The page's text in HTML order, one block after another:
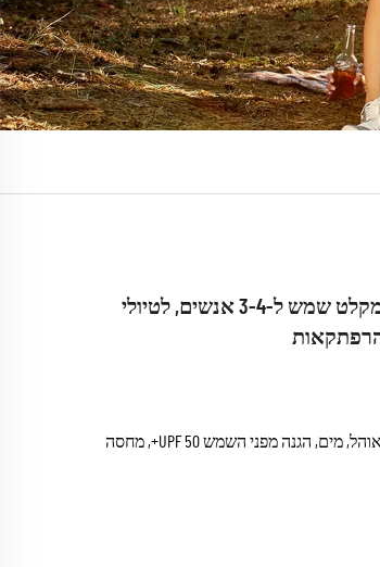
אוהל גלאamping נייד 5*5 מ', מקלט שמש ל-3-4 אנשים, לטיולי
כיסוי ויניל שחור לאוהל, כיסוי חיצוני לאוהל, מים, הגנה מפני השמש UPF 50+, מחסה